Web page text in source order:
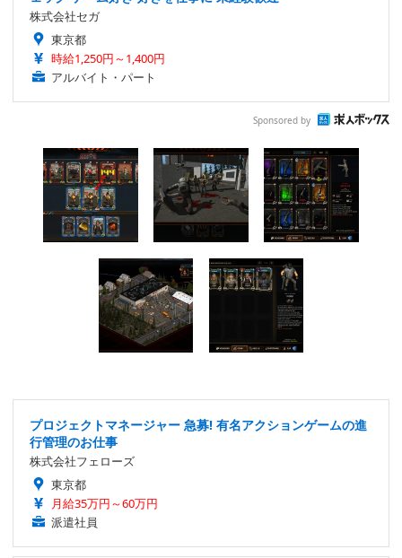
株式会社セガ
東京都
時給1,250円～1,400円
アルバイト・パート
Sponsored by
プロジェクトマネージャー 急募! 有名アクションゲームの進
行管理のお仕事
株式会社フェローズ
東京都
月給35万円～60万円
派遣社員